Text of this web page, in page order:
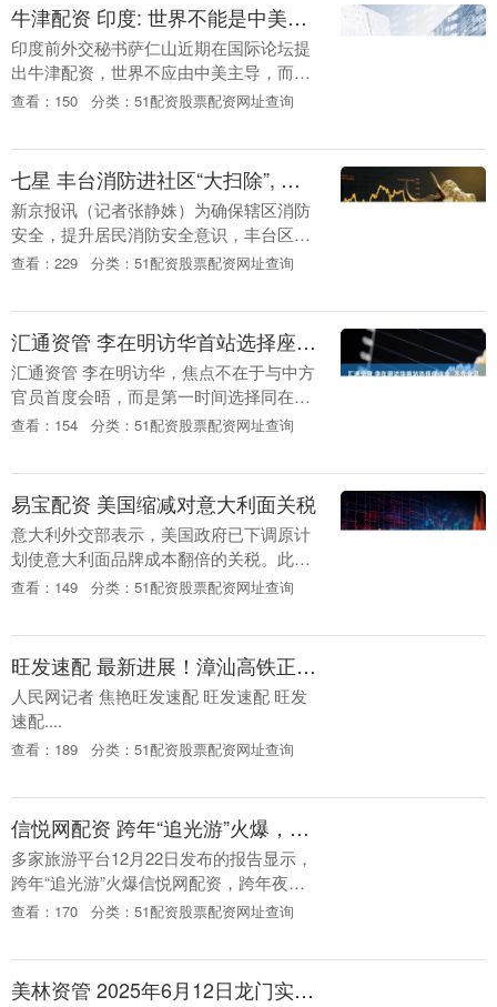
牛津配资 印度: 世界不能是中美主导, 也不能是中国主导, 应该中印一起领导
印度前外交秘书萨仁山近期在国际论坛提
出牛津配资，世界不应由中美主导，而需
中印共同领导“新不结盟运动”及全球南
言，本质是话语....
查看：150 分类：51配资股票配资网址查询
七星 丰台消防进社区“大扫除”, 清除可燃杂物274吨
新京报讯（记者张静姝）为确保辖区消防
安全，提升居民消防安全意识，丰台区消
防救援支队举行“火焰蓝培训到家”活动，
展入户宣传的同....
查看：229 分类：51配资股票配资网址查询
汇通资管 李在明访华首站选择座谈会, 不先会见中方官员引关注
汇通资管 李在明访华，焦点不在于与中方
官员首度会晤，而是第一时间选择同在华
韩侨座谈。这一顺序看似细节，却暴露出
局”还是先稳固“....
查看：154 分类：51配资股票配资网址查询
易宝配资 美国缩减对意大利面关税
意大利外交部表示，美国政府已下调原计
划使意大利面品牌成本翻倍的关税。此前
易宝配资，美国指控13家意大利面企业
查看：149 分类：51配资股票配资网址查询
旺发速配 最新进展！漳汕高铁正式进入海上架梁阶
人民网记者 焦艳旺发速配 旺发速配 旺发
速配....
查看：189 分类：51配资股票配资网址查询
信悦网配资 跨年“追光游”火爆，北京成热门跨年城市
多家旅游平台12月22日发布的报告显示，
跨年“追光游”火爆信悦网配资，跨年夜追
光等夜游活动带动酒店住宿等一系列文旅
美团旅行....
查看：170 分类：51配资股票配资网址查询
美林资管 2025年6月12日龙门实业（集团）有限公司西三街农副水产品市场价格行情